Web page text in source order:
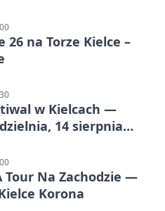
26 na Torze Kielce –
w Kielcach —
14 sierpnia
Tour Na Zachodzie —
Korona